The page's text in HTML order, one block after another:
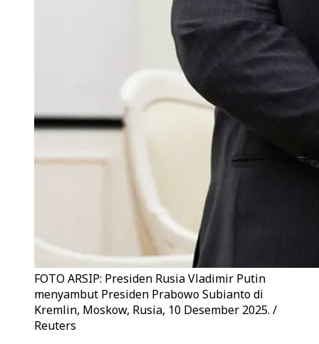
FOTO ARSIP: Presiden Rusia Vladimir Putin
menyambut Presiden Prabowo Subianto di
Kremlin, Moskow, Rusia, 10 Desember 2025. /
Reuters